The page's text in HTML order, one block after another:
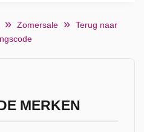
Zomersale
Terug naar
MERKEN